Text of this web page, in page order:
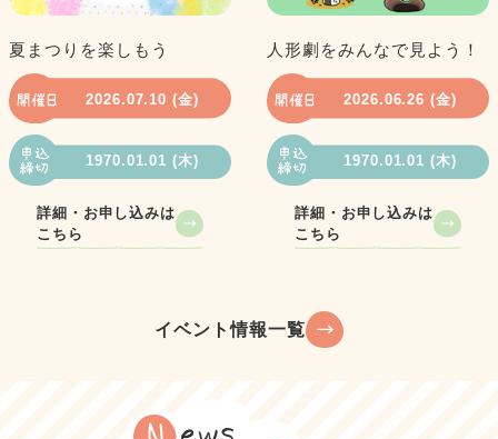
夏まつりを楽しもう
2026.07.10 (金)
1970.01.01 (木)
詳細・お申し込みは
こちら
人形劇をみんなで見よう！
2026.06.26 (金)
1970.01.01 (木)
詳細・お申し込みは
こちら
イベント情報一覧